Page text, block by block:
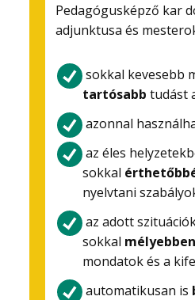
Pedagógusképző kar
adjunktusa és
sokkal kevesebb
tartósabb tudást
azonnal
az éles
sokkal
nyelvtani
az adott
sokkal mélyebben
mondatok és a
automatikusan is